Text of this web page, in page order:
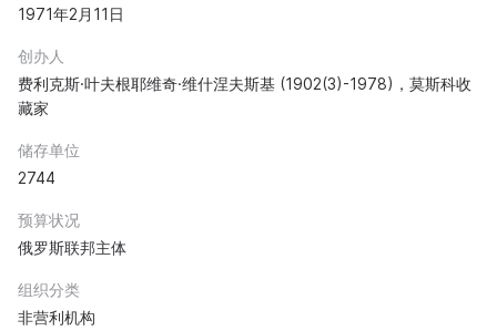
1971年2月11日
创办人
费利克斯·叶夫根耶维奇·维什涅夫斯基 (1902(3)-1978)，莫斯科收
藏家
储存单位
2744
预算状况
俄罗斯联邦主体
组织分类
非营利机构